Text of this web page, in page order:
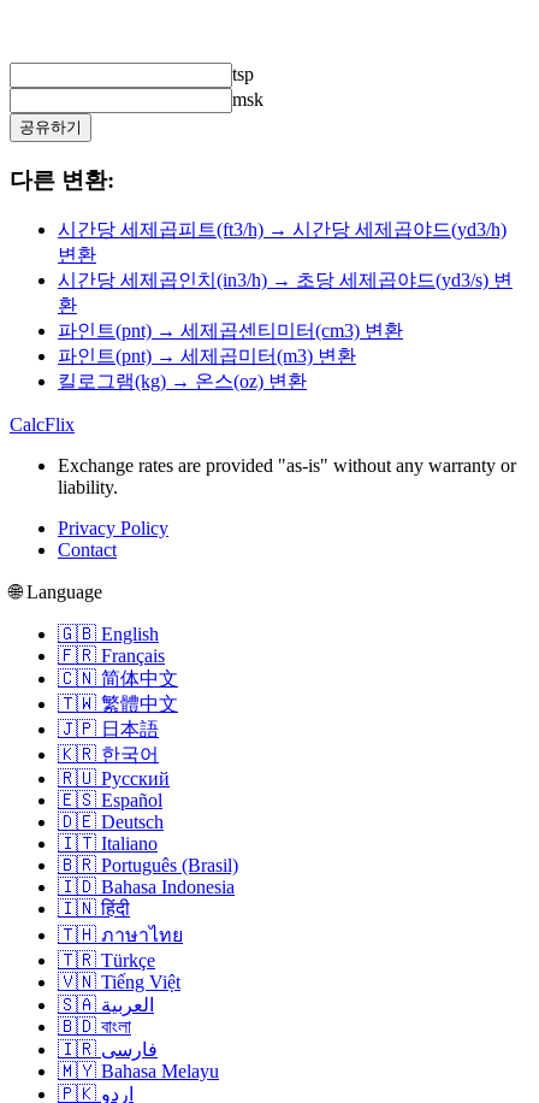
tsp
msk
공유하기
다른 변환:
시간당 세제곱피트(ft3/h) → 시간당 세제곱야드(yd3/h)
변환
시간당 세제곱인치(in3/h) → 초당 세제곱야드(yd3/s) 변
환
파인트(pnt) → 세제곱센티미터(cm3) 변환
파인트(pnt) → 세제곱미터(m3) 변환
킬로그램(kg) → 온스(oz) 변환
CalcFlix
Exchange rates are provided "as-is" without any warranty or
liability.
Privacy Policy
Contact
🌐 Language
🇬🇧 English
🇫🇷 Français
🇨🇳 简体中文
🇹🇼 繁體中文
🇯🇵 日本語
🇰🇷 한국어
🇷🇺 Русский
🇪🇸 Español
🇩🇪 Deutsch
🇮🇹 Italiano
🇧🇷 Português (Brasil)
🇮🇩 Bahasa Indonesia
🇮🇳 हिंदी
🇹🇭 ภาษาไทย
🇹🇷 Türkçe
🇻🇳 Tiếng Việt
🇸🇦 العربية
🇧🇩 বাংলা
🇮🇷 فارسی
🇲🇾 Bahasa Melayu
🇵🇰 اردو